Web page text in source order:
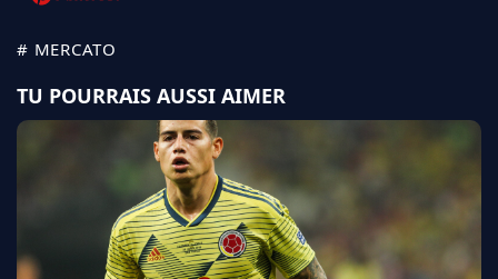
# MERCATO
TU POURRAIS AUSSI AIMER